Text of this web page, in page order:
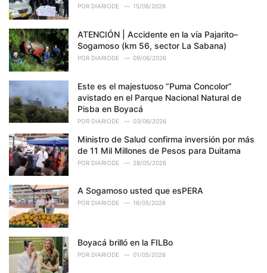
POR DIARIODE 15/06/2026
ATENCIÓN | Accidente en la vía Pajarito–
Sogamoso (km 56, sector La Sabana)
POR DIARIODE 09/06/2026
Este es el majestuoso “Puma Concolor”
avistado en el Parque Nacional Natural de
Pisba en Boyacá
POR DIARIODE 03/06/2026
Ministro de Salud confirma inversión por más
de 11 Mil Millones de Pesos para Duitama
POR DIARIODE 28/05/2026
A Sogamoso usted que esPERA
POR DIARIODE 16/05/2026
Boyacá brilló en la FILBo
POR DIARIODE 01/05/2026